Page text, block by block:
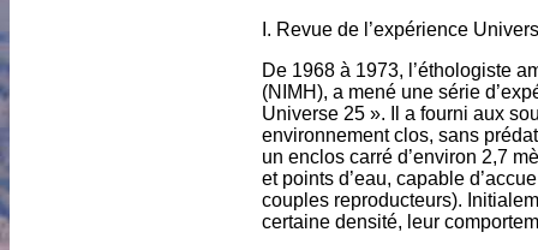
I. Revue de l’expérience
De 1968 à 1973, l’éthologiste
(NIMH), a mené une série
Universe 25 ». Il a fourni aux
environnement clos, sans
un enclos carré d’environ 2,7
et points d’eau, capable
couples reproducteurs).
certaine densité, leur